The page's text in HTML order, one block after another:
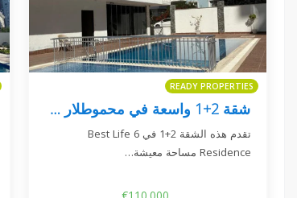
READY PROPERTIES
شقة 2+1 واسعة في محموطلار - Best Life 6 Residence
تقدم هذه الشقة 2+1 في Best Life 6
Residence مساحة معيشة…